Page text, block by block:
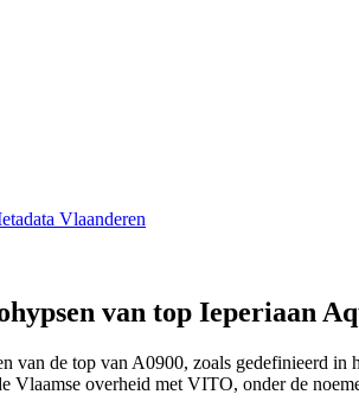
Vlaanderen
van top Ieperiaan
van de top van A0900, zoals gedefinieerd
Vlaamse overheid met VITO, onder de